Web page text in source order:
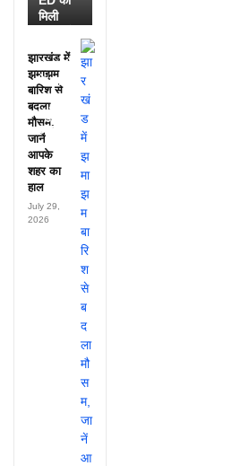
मिली
25
अफसरों
के नाम,
हर महीने
पहुंचते थे
लाखों!
झारखंड में
झमाझम
बारिश से
बदला
मौसम,
जानें
आपके
शहर का
हाल
July 29,
2026